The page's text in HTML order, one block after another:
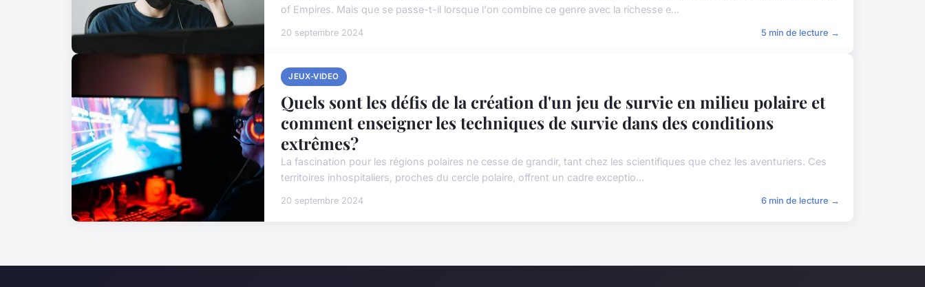
of Empires. Mais que se passe-t-il lorsque l'on combine ce genre avec la richesse e...
20 septembre 2024 5 min de lecture →
JEUX-VIDEO
Quels sont les défis de la création d'un jeu de survie en milieu polaire et
comment enseigner les techniques de survie dans des conditions
extrêmes?
La fascination pour les régions polaires ne cesse de grandir, tant chez les scientifiques que chez les aventuriers. Ces
territoires inhospitaliers, proches du cercle polaire, offrent un cadre exceptio...
20 septembre 2024 6 min de lecture →